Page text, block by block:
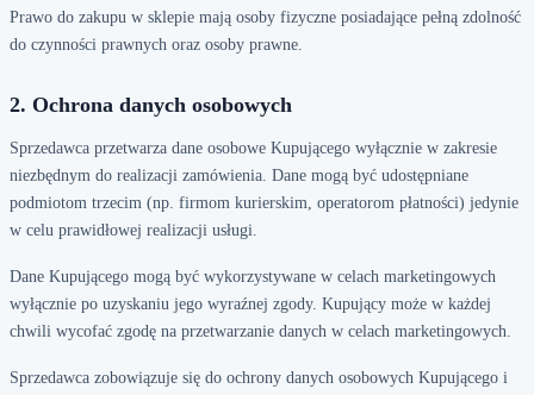
Prawo do zakupu w sklepie mają osoby fizyczne posiadające pełną zdolność
do czynności prawnych oraz osoby prawne.
2. Ochrona danych osobowych
Sprzedawca przetwarza dane osobowe Kupującego wyłącznie w zakresie
niezbędnym do realizacji zamówienia. Dane mogą być udostępniane
podmiotom trzecim (np. firmom kurierskim, operatorom płatności) jedynie
w celu prawidłowej realizacji usługi.
Dane Kupującego mogą być wykorzystywane w celach marketingowych
wyłącznie po uzyskaniu jego wyraźnej zgody. Kupujący może w każdej
chwili wycofać zgodę na przetwarzanie danych w celach marketingowych.
Sprzedawca zobowiązuje się do ochrony danych osobowych Kupującego i